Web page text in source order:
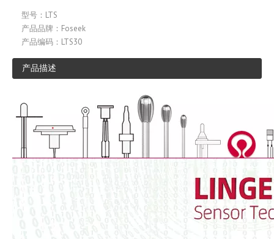
型号： LTS
产品品牌： Foseek
产品编码： LTS30
产品描述